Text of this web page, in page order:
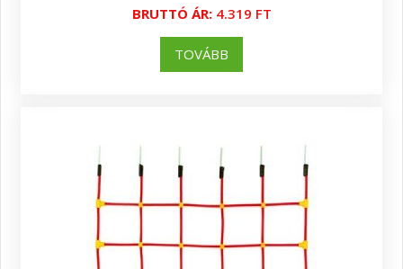
BRUTTÓ ÁR:4.319 FT
TOVÁBB